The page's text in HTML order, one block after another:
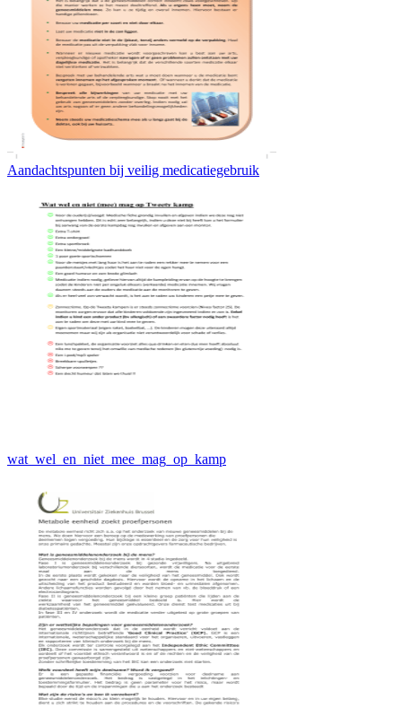
Aandachtspunten bij veilig medicatiegebruik
wat_wel_en_niet_mee_mag_op_kamp